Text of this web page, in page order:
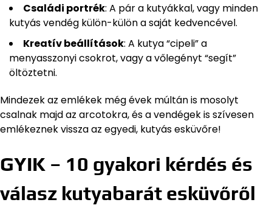
Családi portrék: A pár a kutyákkal, vagy minden
kutyás vendég külön-külön a saját kedvencével.
Kreatív beállítások: A kutya “cipeli” a
menyasszonyi csokrot, vagy a vőlegényt “segít”
öltöztetni.
Mindezek az emlékek még évek múltán is mosolyt
csalnak majd az arcotokra, és a vendégek is szívesen
emlékeznek vissza az egyedi, kutyás esküvőre!
GYIK – 10 gyakori kérdés és
válasz kutyabarát esküvőről